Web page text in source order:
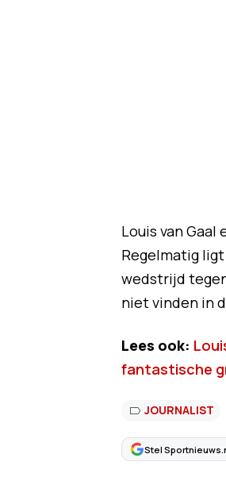
Louis van
Regelmatig
wedstrijd
niet vinden in
Lees ook:
fantastische
JOURNALIST
Stel